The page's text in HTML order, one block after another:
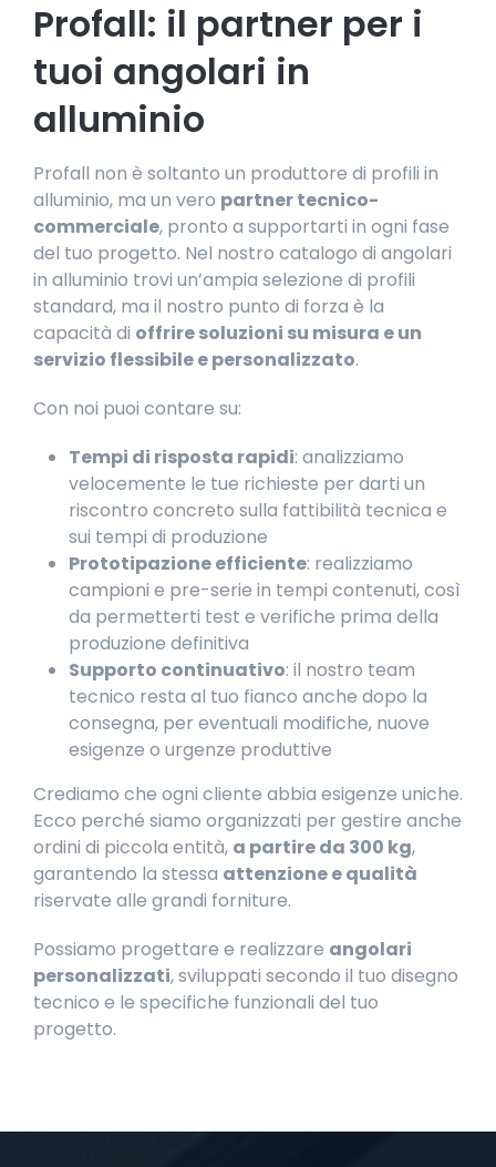
Profall: il partner per i
tuoi angolari in
alluminio
Profall non è soltanto un produttore di profili in
alluminio, ma un vero partner tecnico-
commerciale, pronto a supportarti in ogni fase
del tuo progetto. Nel nostro catalogo di angolari
in alluminio trovi un’ampia selezione di profili
standard, ma il nostro punto di forza è la
capacità di offrire soluzioni su misura e un
servizio flessibile e personalizzato.
Con noi puoi contare su:
Tempi di risposta rapidi: analizziamo
velocemente le tue richieste per darti un
riscontro concreto sulla fattibilità tecnica e
sui tempi di produzione
Prototipazione efficiente: realizziamo
campioni e pre-serie in tempi contenuti, così
da permetterti test e verifiche prima della
produzione definitiva
Supporto continuativo: il nostro team
tecnico resta al tuo fianco anche dopo la
consegna, per eventuali modifiche, nuove
esigenze o urgenze produttive
Crediamo che ogni cliente abbia esigenze uniche.
Ecco perché siamo organizzati per gestire anche
ordini di piccola entità, a partire da 300 kg,
garantendo la stessa attenzione e qualità
riservate alle grandi forniture.
Possiamo progettare e realizzare angolari
personalizzati, sviluppati secondo il tuo disegno
tecnico e le specifiche funzionali del tuo
progetto.